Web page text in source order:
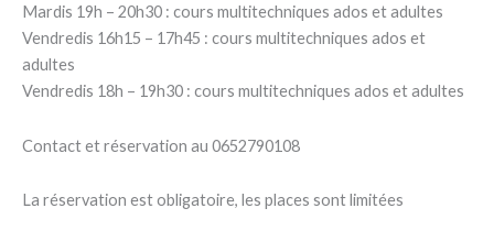
Mardis 19h – 20h30 : cours multitechniques ados et adultes
Vendredis 16h15 – 17h45 : cours multitechniques ados et
adultes
Vendredis 18h – 19h30 : cours multitechniques ados et adultes
Contact et réservation au 0652790108
La réservation est obligatoire, les places sont limitées